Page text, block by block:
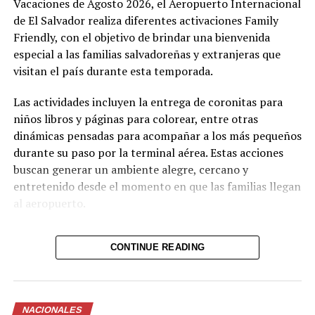
Vacaciones de Agosto 2026, el Aeropuerto Internacional
de El Salvador realiza diferentes activaciones Family
Friendly, con el objetivo de brindar una bienvenida
especial a las familias salvadoreñas y extranjeras que
visitan el país durante esta temporada.
Las actividades incluyen la entrega de coronitas para
niños libros y páginas para colorear, entre otras
dinámicas pensadas para acompañar a los más pequeños
durante su paso por la terminal aérea. Estas acciones
buscan generar un ambiente alegre, cercano y
entretenido desde el momento en que las familias llegan
al aeropuerto.
Las activaciones complementan los servicios que ofrece
entre ellos espacios migratorios para familias, baños
familiares, salas de lactancia, áreas lúdicas, señalización
CONTINUE READING
NACIONALES